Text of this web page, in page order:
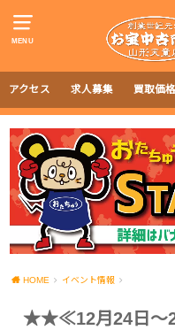
MENU
アクセス 求人募集 買取価格
HOME イベント情報
★★≪12月24日～